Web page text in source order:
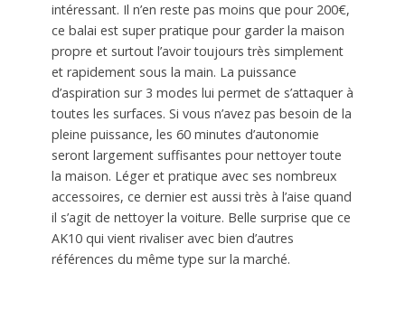
intéressant. Il n’en reste pas moins que pour 200€,
ce balai est super pratique pour garder la maison
propre et surtout l’avoir toujours très simplement
et rapidement sous la main. La puissance
d’aspiration sur 3 modes lui permet de s’attaquer à
toutes les surfaces. Si vous n’avez pas besoin de la
pleine puissance, les 60 minutes d’autonomie
seront largement suffisantes pour nettoyer toute
la maison. Léger et pratique avec ses nombreux
accessoires, ce dernier est aussi très à l’aise quand
il s’agit de nettoyer la voiture. Belle surprise que ce
AK10 qui vient rivaliser avec bien d’autres
références du même type sur la marché.